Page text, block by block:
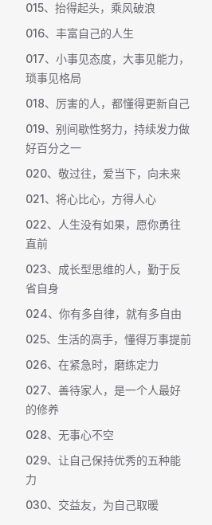
015、抬得起头，乘风破浪
016、丰富自己的人生
017、小事见态度，大事见能力，
琐事见格局
018、厉害的人，都懂得更新自己
019、别间歇性努力，持续发力做
好百分之一
020、敬过往，爱当下，向未来
021、将心比心，方得人心
022、人生没有如果，愿你勇往
直前
023、成长型思维的人，勤于反
省自身
024、你有多自律，就有多自由
025、生活的高手，懂得万事提前
026、在紧急时，磨练定力
027、善待家人，是一个人最好
的修养
028、无事心不空
029、让自己保持优秀的五种能
力
030、交益友，为自己取暖